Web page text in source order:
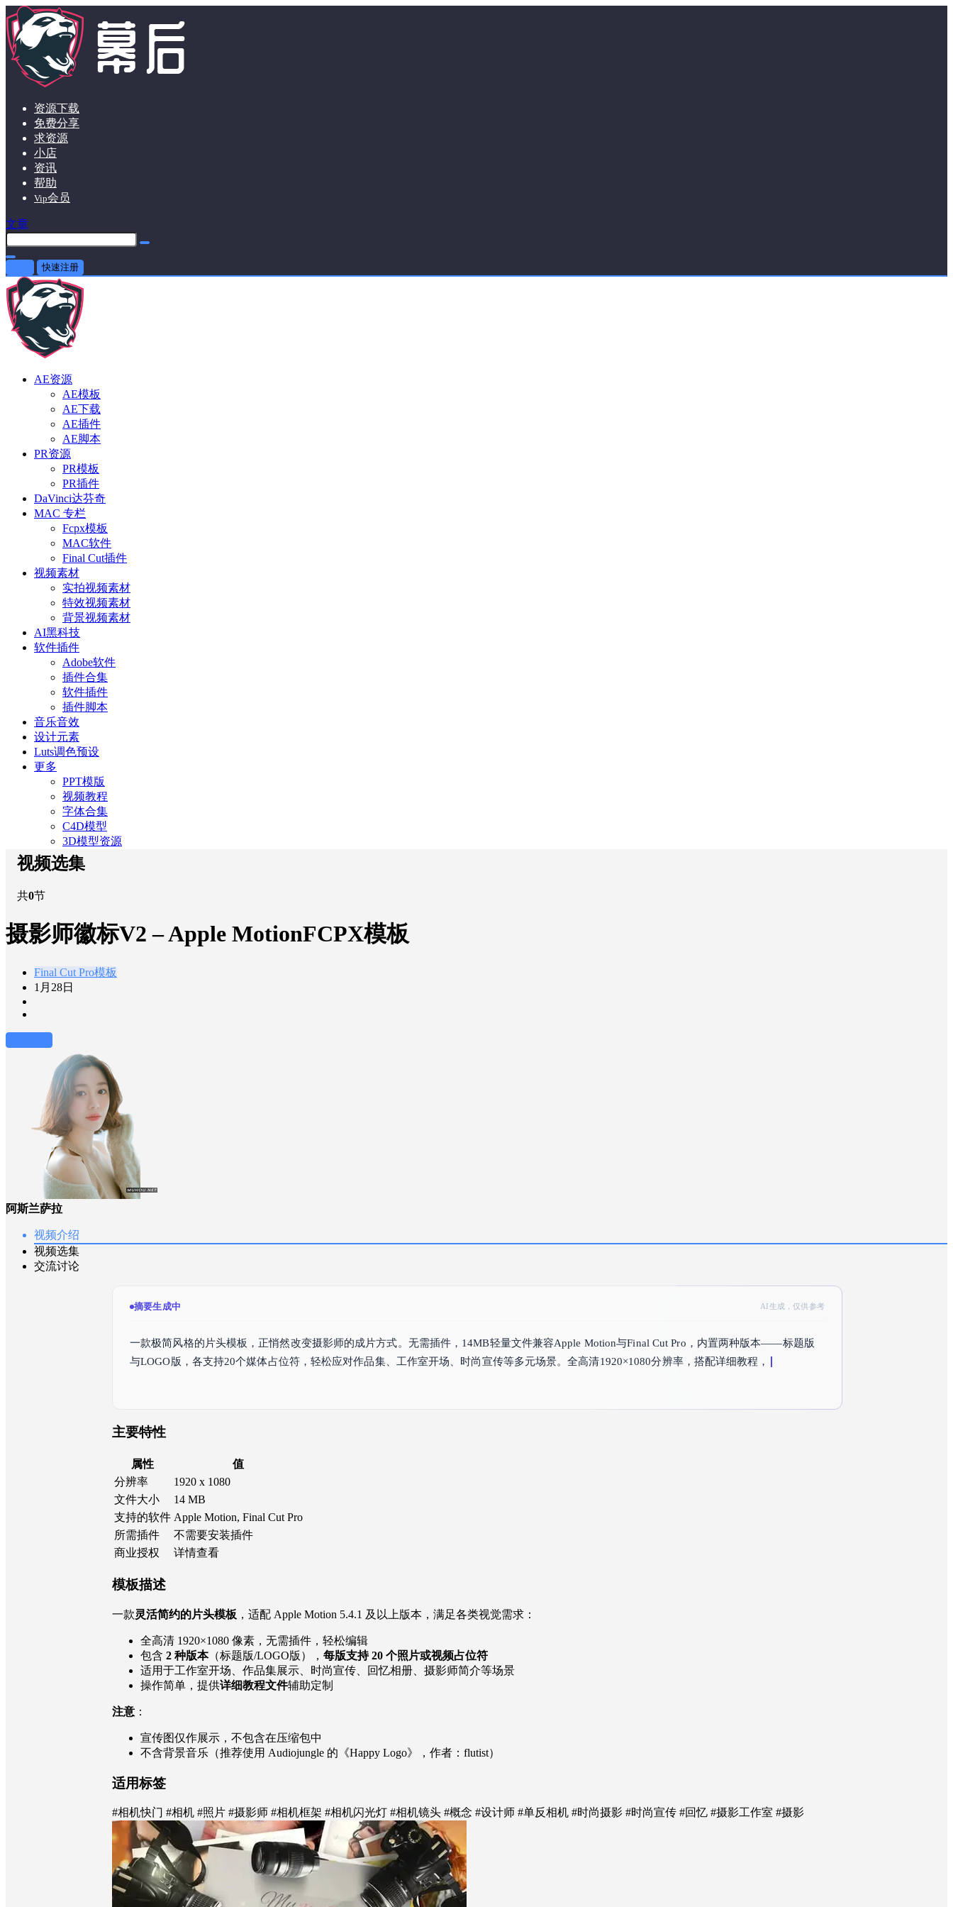
资源下载
免费分享
求资源
小店
资讯
帮助
Vip会员
文章
快速注册
AE资源
AE模板
AE下载
AE插件
AE脚本
PR资源
PR模板
PR插件
DaVinci达芬奇
MAC 专栏
Fcpx模板
MAC软件
Final Cut插件
视频素材
实拍视频素材
特效视频素材
背景视频素材
AI黑科技
软件插件
Adobe软件
插件合集
软件插件
插件脚本
音乐音效
设计元素
Luts调色预设
更多
PPT模版
视频教程
字体合集
C4D模型
3D模型资源
视频选集
共0节
摄影师徽标V2 – Apple MotionFCPX模板
Final Cut Pro模板
1月28日
阿斯兰萨拉
视频介绍
视频选集
交流讨论
摘要已生成 AI生成，仅供参考
一款极简风格的片头模板，正悄然改变摄影师的成片方式。无需插件，14MB轻量文件兼容Apple Motion与Final Cut Pro，内置两种版本——标题版
与LOGO版，各支持20个媒体占位符，轻松应对作品集、工作室开场、时尚宣传等多元场景。全高清1920×1080分辨率，搭配详细教程，零基础也能
主要特性
属性
值
分辨率
1920 x 1080
文件大小
14 MB
支持的软件 Apple Motion, Final Cut Pro
所需插件
不需要安装插件
商业授权
详情查看
模板描述
一款灵活简约的片头模板 ，适配 Apple Motion 5.4.1 及以上版本，满足各类视觉需求：
全高清 1920×1080 像素，无需插件，轻松编辑
包含 2 种版本（标题版/LOGO版）， 每版支持 20 个照片或视频占位符
适用于工作室开场、作品集展示、时尚宣传、回忆相册、摄影师简介等场景
操作简单，提供详细教程文件辅助定制
注意 ：
宣传图仅作展示，不包含在压缩包中
不含背景音乐（推荐使用 Audiojungle 的《Happy Logo》，作者：flutist）
适用标签
#相机快门 #相机 #照片 #摄影师 #相机框架 #相机闪光灯 #相机镜头 #概念 #设计师 #单反相机 #时尚摄影 #时尚宣传 #回忆 #摄影工作室 #摄影